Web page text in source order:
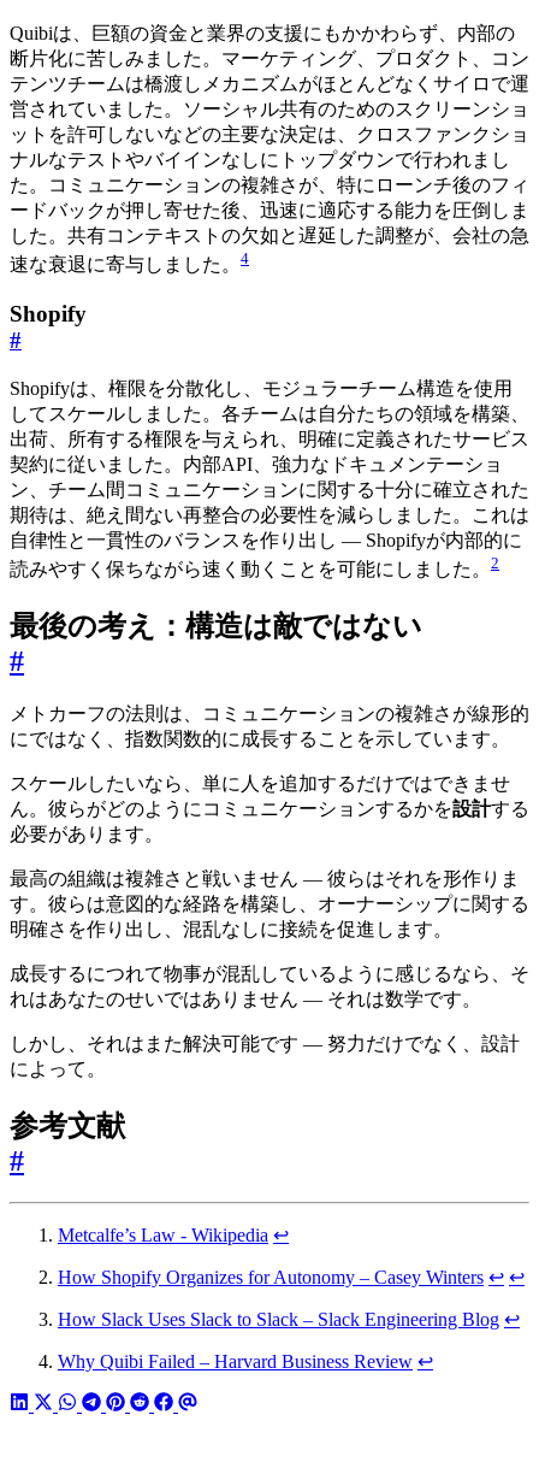
Quibiは、巨額の資金と業界の支援にもかかわらず、内部の
断片化に苦しみました。マーケティング、プロダクト、コン
テンツチームは橋渡しメカニズムがほとんどなくサイロで運
営されていました。ソーシャル共有のためのスクリーンショ
ットを許可しないなどの主要な決定は、クロスファンクショ
ナルなテストやバイインなしにトップダウンで行われまし
た。コミュニケーションの複雑さが、特にローンチ後のフィ
ードバックが押し寄せた後、迅速に適応する能力を圧倒しま
した。共有コンテキストの欠如と遅延した調整が、会社の急
速な衰退に寄与しました。 4
Shopify
#
Shopifyは、権限を分散化し、モジュラーチーム構造を使用
してスケールしました。各チームは自分たちの領域を構築、
出荷、所有する権限を与えられ、明確に定義されたサービス
契約に従いました。内部API、強力なドキュメンテーショ
ン、チーム間コミュニケーションに関する十分に確立された
期待は、絶え間ない再整合の必要性を減らしました。これは
自律性と一貫性のバランスを作り出し — Shopifyが内部的に
読みやすく保ちながら速く動くことを可能にしました。 2
最後の考え：構造は敵ではない
#
メトカーフの法則は、コミュニケーションの複雑さが線形的
にではなく、指数関数的に成長することを示しています。
スケールしたいなら、単に人を追加するだけではできませ
ん。彼らがどのようにコミュニケーションするかを設計する
必要があります。
最高の組織は複雑さと戦いません — 彼らはそれを形作りま
す。彼らは意図的な経路を構築し、オーナーシップに関する
明確さを作り出し、混乱なしに接続を促進します。
成長するにつれて物事が混乱しているように感じるなら、そ
れはあなたのせいではありません — それは数学です。
しかし、それはまた解決可能です — 努力だけでなく、設計
によって。
参考文献
#
Metcalfe’s Law - Wikipedia ↩︎
How Shopify Organizes for Autonomy – Casey Winters ↩︎ ↩︎
How Slack Uses Slack to Slack – Slack Engineering Blog ↩︎
Why Quibi Failed – Harvard Business Review ↩︎